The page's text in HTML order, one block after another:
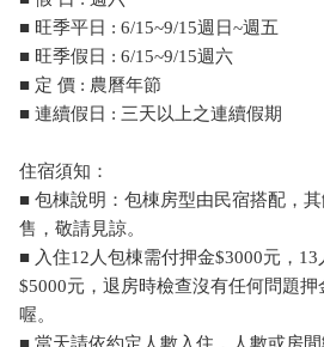
■ 旺季平日 : 6/15~9/15週日~週五
■ 旺季假日 : 6/15~9/15週六
■ 定 價 : 農曆年節
■ 連續假日 : 三天以上之連續假期
住宿須知：
■ 包棟說明：包棟房型由民宿搭配，
售，敬請見諒。
■ 入住12人包棟需付押金$3000元，
$5000元，退房時檢查沒有任何問題
喔。